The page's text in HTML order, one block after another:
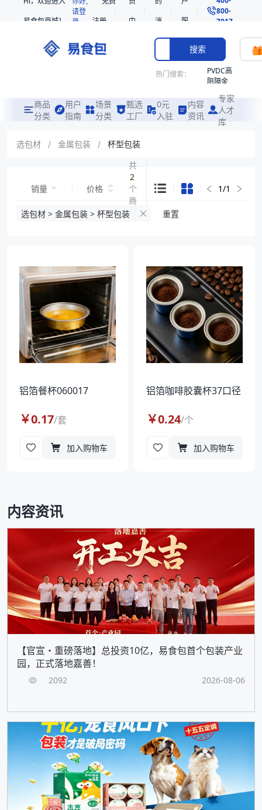
易食包商城！
请登
录
注册
中
消
息
服
务
800-
7017
搜索
热门搜索：
PVDC高
阻隔金
共挤热
收缩袋
221360
袋
拉伸膜
商品
分类
用户
指南
场景
分类
甄选
工厂
0元
入驻
内容
资讯
专家
人才
库
选包材 / 金属包装 / 杯型包装
销量 价格
共
2
个
商
品
1/1
选包材 > 金属包装 > 杯型包装 重置
铝箔餐杯060017
￥0.17/套
加入购物车
铝箔咖啡胶囊杯37口径
￥0.24/个
加入购物车
内容资讯
【官宣・重磅落地】总投资10亿，易食包首个包装产业
园，正式落地嘉善！
2092 2026-08-06